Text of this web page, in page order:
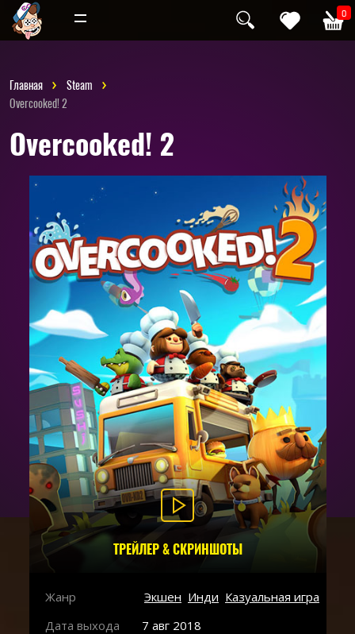
0
Инди
Главная
Steam
Overcooked! 2
Overcooked! 2
ТРЕЙЛЕР & СКРИНШОТЫ
Жанр Экшен Инди Казуальная игра
Дата выхода
7 авг 2018